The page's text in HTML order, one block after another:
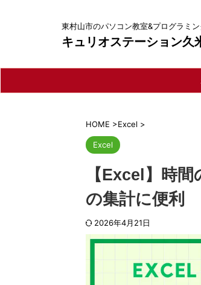
東村山市のパソコン教室&プログラミ
キュリオステーション久
HOME >Excel >
Excel
【Excel】時
の集計に便利
2026年4月21日